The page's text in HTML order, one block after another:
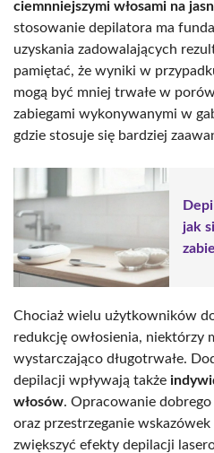
ciemnniejszymi włosami na
stosowanie depilatora ma
uzyskania zadowalających
pamiętać, że wyniki w
mogą być mniej trwałe w
zabiegami wykonywanymi w
gdzie stosuje się bardziej
jak
Chociaż wielu użytkowników
redukcję owłosienia, niektórzy
wystarczająco długotrwałe.
depilacji wpływają także
włosów. Opracowanie
oraz przestrzeganie
zwiększyć efekty depilacji